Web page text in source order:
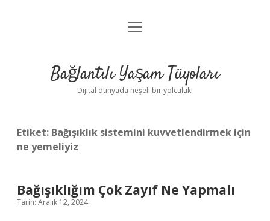
Anasayfa
Yasal Uyarı
menüyü
Bağlantılı Yaşam Tüyoları
Dijital dünyada neşeli bir yolculuk!
Etiket: Bağışıklık sistemini kuvvetlendirmek için
ne yemeliyiz
Bağışıklığım Çok Zayıf Ne Yapmalı
Tarih: Aralık 12, 2024